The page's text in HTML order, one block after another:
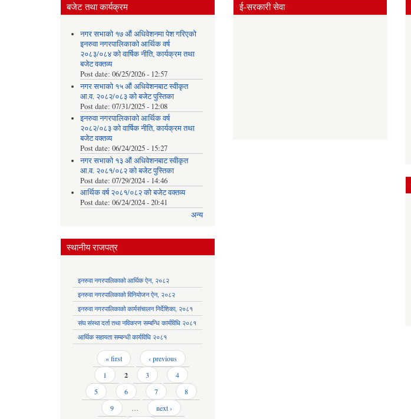
बजेट तथा कार्यक्रम
नगर सभाको १७ औं अधिवेशनमा पेश गरिएको
इनरुवा नगरपालिकाको आर्थिक वर्ष
२०८३/०८४ को वार्षिक नीति, कार्यक्रम तथा
बजेट वक्तव्य
Post date: 06/25/2026 - 12:57
नगर सभाको १५ औं अधिवेशनबाट स्वीकृत
आ.व. २०८२/०८३ को बजेट पुस्तिका
Post date: 07/31/2025 - 12:08
इनरुवा नगरपालिकाको आर्थिक वर्ष
२०८२/०८३ को वार्षिक नीति, कार्यक्रम तथा
बजेट वक्तव्य
Post date: 06/24/2025 - 15:27
नगर सभाको १३ औं अधिवेशनबाट स्वीकृत
आ.व. २०८१/०८२ को बजेट पुस्तिका
Post date: 07/29/2024 - 14:46
आर्थिक वर्ष २०८१/०८२ को बजेट वक्तव्य
Post date: 06/24/2024 - 20:41
अन्य
स्थानीय राजपत्र
इनरुवा नगरपालिकाको आर्थिक ऐन, २०८२
इनरुवा नगरपालिकाको विनियोजन ऐन, २०८२
इनरुवा नगरपालिकाको कार्यसंचालन निर्देशिका, २०८१
संघ संस्था दर्ता तथा नविकरण सम्बन्धि कार्यविधि २०८१
आर्थिक सहायता सम्बन्धी कार्यविधि २०८१
« first
‹ previous
1
2 3
4
5
6 7
8
9
…
next ›
ई-सरकारी सेवा